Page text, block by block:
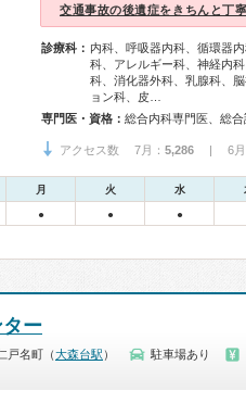
交通事故の後遺症をきちんと丁
診療科： 内科、呼吸器内科、循環器
科、アレルギー科、神経内
科、消化器外科、乳腺科、
ョン科、皮…
専門医・資格：
アクセス数 7月： 5,286 | 6月
月 火 水
● ● ●
ー
戸名町（大森台駅 ） 駐車場あり